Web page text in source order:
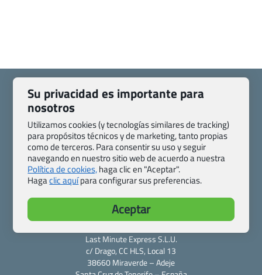
Quienes somos
Contacto
Pasaporte, Visado, Salud y otras disposiciones específicas
Blog de Viajes.com
Registro de agencias
Preguntas frecuentes
Condiciones generales
Política de privacidad y cookies
Transparencia
Todas las páginas – sitemap
Last Minute Express S.L.U.
c/ Drago, CC HLS, Local 13
38660 Miraverde – Adeje
Su privacidad es importante para
nosotros
Utilizamos cookies (y tecnologías similares de tracking)
para propósitos técnicos y de marketing, tanto propias
como de terceros. Para consentir su uso y seguir
navegando en nuestro sitio web de acuerdo a nuestra
Política de cookies,haga clic en "Aceptar".
Hagaclic aquípara configurar sus preferencias.
Aceptar